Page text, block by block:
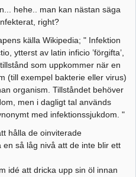
hehe.. man kan nästan säga
right?
källa Wikipedia; " Infektion
ytterst av latin inficio ’förgifta’,
tillstånd som uppkommer när en
(till exempel bakterie eller virus)
organism. Tillståndet behöver
men i dagligt tal används
med infektionssjukdom. "
hålla de oinviterade
en så låg nivå att de inte blir ett
idé att dricka upp sin öl innan